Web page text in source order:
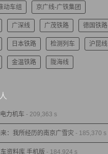
动车组 京广线-广铁集团
广深线 广茂铁路 德国铁路
日本铁路 检测列车 沪昆线
金温铁路 陇海线
力机车 - 209,363 s
：我所经历的南京广雪灾 - 185,370 s
资料库 手机版 - 184,924 s